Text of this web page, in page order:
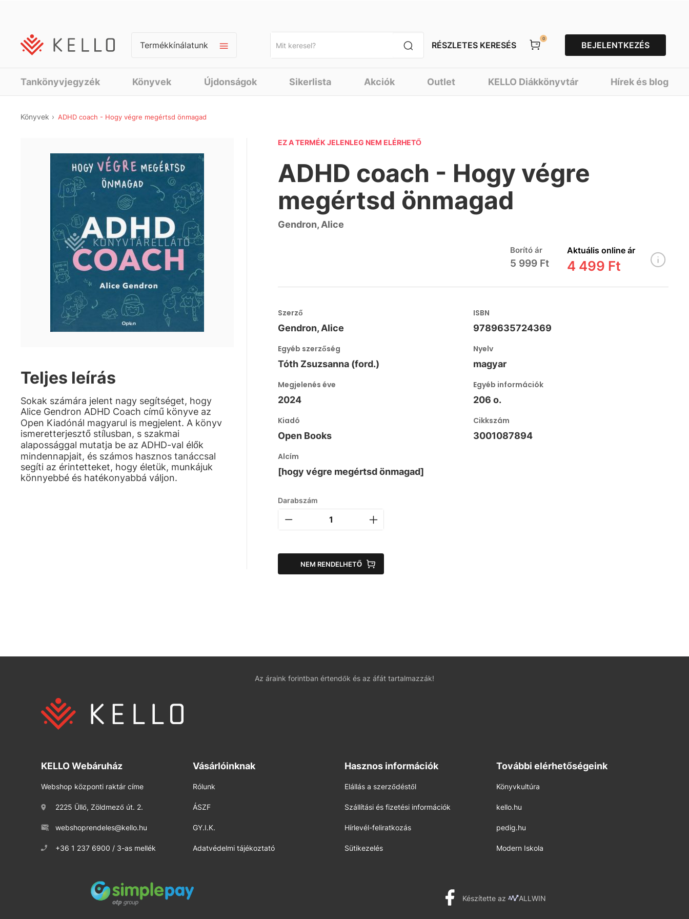
Termékkínálatunk RÉSZLETES KERESÉS
0
BEJELENTKEZÉS
Tankönyvjegyzék Könyvek Újdonságok Sikerlista Akciók Outlet KELLO Diákkönyvtár Hírek és blog
Könyvek ADHD coach - Hogy végre megértsd önmagad
Teljes leírás
Sokak számára jelent nagy segítséget, hogy
Alice Gendron ADHD Coach című könyve az
Open Kiadónál magyarul is megjelent. A könyv
ismeretterjesztő stílusban, s szakmai
alapossággal mutatja be az ADHD-val élők
mindennapjait, és számos hasznos tanáccsal
segíti az érintetteket, hogy életük, munkájuk
könnyebbé és hatékonyabbá váljon.
EZ A TERMÉK JELENLEG NEM ELÉRHETŐ
ADHD coach - Hogy végre
megértsd önmagad
Gendron, Alice
Borító ár
5 999 Ft
Aktuális online ár
4 499 Ft
Szerző
Gendron, Alice
ISBN
9789635724369
Egyéb szerzőség
Tóth Zsuzsanna (ford.)
Nyelv
magyar
Megjelenés éve
2024
Egyéb információk
206 o.
Kiadó
Open Books
Cikkszám
3001087894
Alcím
[hogy végre megértsd önmagad]
Darabszám
NEM RENDELHETŐ
Az áraink forintban értendők és az áfát tartalmazzák!
KELLO Webáruház
Webshop központi raktár címe
2225 Üllő, Zöldmező út. 2.
webshoprendeles@kello.hu
+36 1 237 6900 / 3-as mellék
Vásárlóinknak
Rólunk
ÁSZF
GY.I.K.
Adatvédelmi tájékoztató
Hasznos információk
Elállás a szerződéstől
Szállítási és fizetési információk
Hírlevél-feliratkozás
Sütikezelés
További elérhetőségeink
Könyvkultúra
kello.hu
pedig.hu
Modern Iskola
Készítette az ALLWIN